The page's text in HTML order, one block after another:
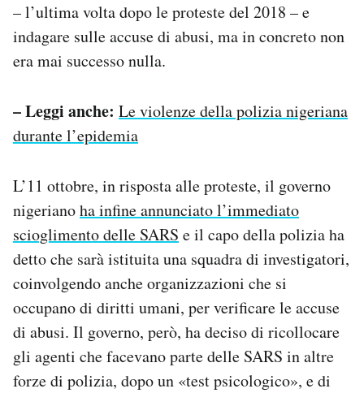
– l’ultima volta dopo le proteste del 2018 – e
indagare sulle accuse di abusi, ma in concreto non
era mai successo nulla.
– Leggi anche: Le violenze della polizia nigeriana
durante l’epidemia
L’11 ottobre, in risposta alle proteste, il governo
nigerianoha infine annunciato l’immediato
scioglimento delle SARS e il capo della polizia ha
detto che sarà istituita una squadra di investigatori,
coinvolgendo anche organizzazioni che si
occupano di diritti umani, per verificare le accuse
di abusi. Il governo, però, ha deciso di ricollocare
gli agenti che facevano parte delle SARS in altre
forze di polizia, dopo un «test psicologico», e di